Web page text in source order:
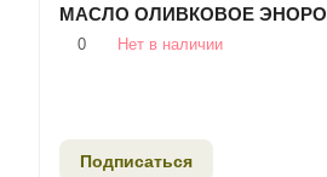
МАСЛО ОЛИВКОВОЕ ЭНОРО
0 Нет в наличии
Подписаться